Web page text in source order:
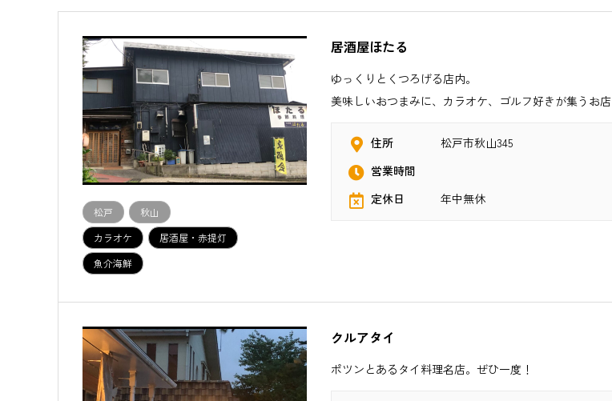
松戸
秋山
カラオケ
居酒屋・赤提灯
魚介海鮮
居酒屋ほたる
ゆっくりとくつろげる店内。
美味しいおつまみに、カラオケ、ゴルフ好きが集うお店
住所
松戸市秋山345
営業時間
定休日
年中無休
クルアタイ
ポツンとあるタイ料理名店。ぜひ一度！